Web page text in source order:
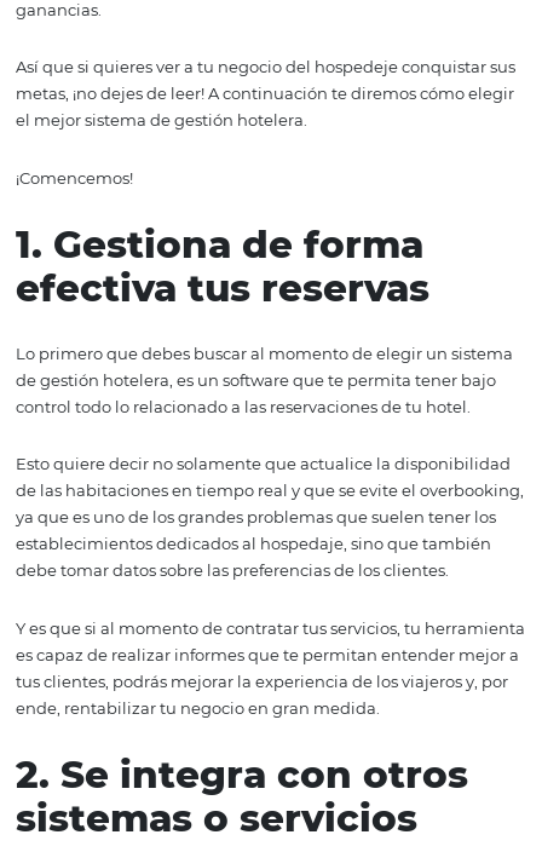
negocio cumplirse.
Además, ten presente que este tipo de instrumentos te
automatizar procesos y garantizar mejores tazas de
labores estratégicas que impulsen a tu hotel y mayores
Así que si quieres ver a tu negocio del hospedeje
metas, ¡no dejes de leer! A continuación te diremos
¡Comencemos!
1. Gestiona de forma
efectiva tus reservas
de gestión hotelera, es un software que te permita
control todo lo relacionado a las reservaciones de tu
de las habitaciones en tiempo real y que se evite el
ya que es uno de los grandes problemas que suelen
establecimientos dedicados al hospedaje, sino que